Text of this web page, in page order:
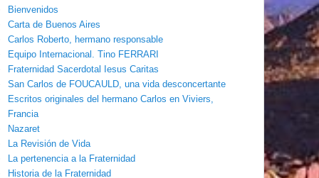
Bienvenidos
Carta de Buenos Aires
Carlos Roberto, hermano responsable
Equipo Internacional. Tino FERRARI
Fraternidad Sacerdotal Iesus Caritas
San Carlos de FOUCAULD, una vida desconcertante
Escritos originales del hermano Carlos en Viviers,
Francia
Nazaret
La Revisión de Vida
La pertenencia a la Fraternidad
Historia de la Fraternidad